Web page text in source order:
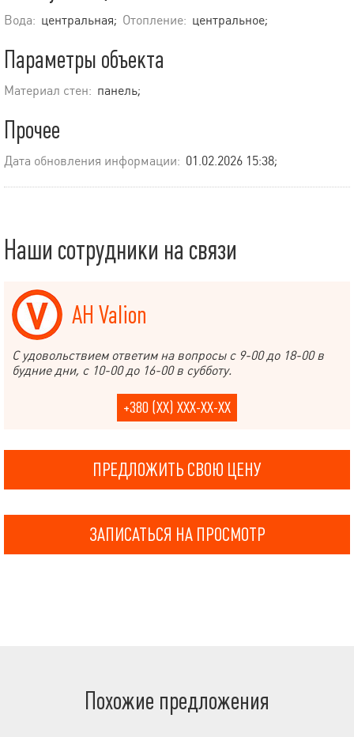
Вода: центральная; Отопление: центральное;
Параметры объекта
Материал стен: панель;
Прочее
Дата обновления информации: 01.02.2026 15:38;
Наши сотрудники на связи
АН Valion
С удовольствием ответим на вопросы с 9-00 до 18-00 в
будние дни, с 10-00 до 16-00 в субботу.
+380 (XX) XXX-XX-XX
ПРЕДЛОЖИТЬ СВОЮ ЦЕНУ
ЗАПИСАТЬСЯ НА ПРОСМОТР
Похожие предложения